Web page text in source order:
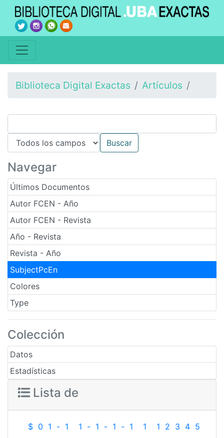
Biblioteca Digital Exactas Artículos
Navegar
Últimos Documentos
Autor FCEN - Año
Autor FCEN - Revista
Año - Revista
Revista - Año
SubjectPcEn
Colores
Type
Colección
Datos
Estadísticas
Lista de
$ 0 1 - 1 1 - 1 - 1 - 1 1 1 2 3 4 5